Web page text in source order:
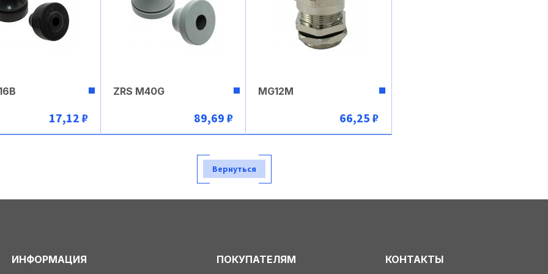
17,12 ₽
ZRS M40G
89,69 ₽
MG12M
66,25 ₽
Вернуться
ИНФОРМАЦИЯ ПОКУПАТЕЛЯМ КОНТАКТЫ